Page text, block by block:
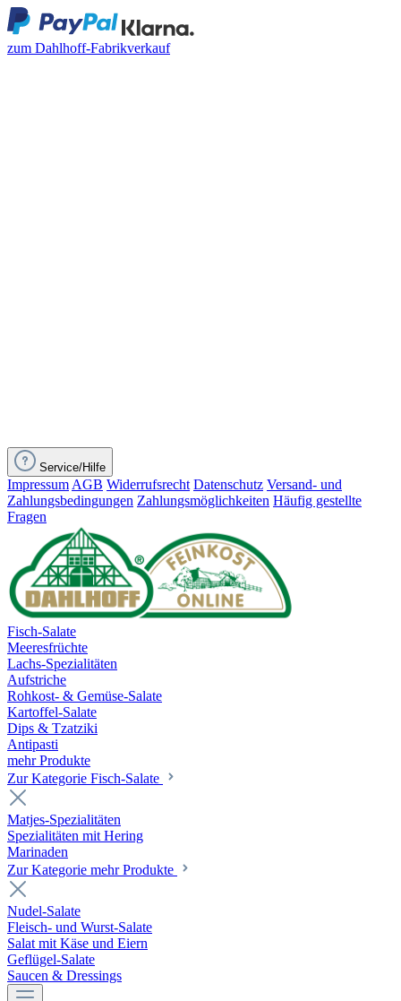
zum Dahlhoff-Fabrikverkauf
Service/Hilfe
Impressum AGB Widerrufsrecht Datenschutz Versand- und
Zahlungsbedingungen Zahlungsmöglichkeiten Häufig gestellte
Fragen
Fisch-Salate
Meeresfrüchte
Lachs-Spezialitäten
Aufstriche
Rohkost- & Gemüse-Salate
Kartoffel-Salate
Dips & Tzatziki
Antipasti
mehr Produkte
Zur Kategorie Fisch-Salate
Matjes-Spezialitäten
Spezialitäten mit Hering
Marinaden
Zur Kategorie mehr Produkte
Nudel-Salate
Fleisch- und Wurst-Salate
Salat mit Käse und Eiern
Geflügel-Salate
Saucen & Dressings